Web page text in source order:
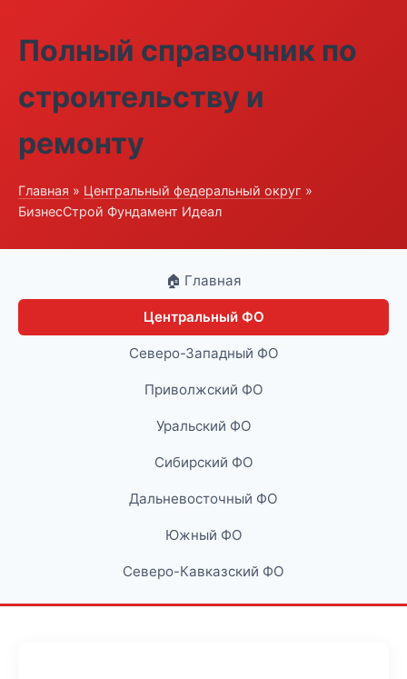
Полный справочник по
строительству и
ремонту
Главная » Центральный федеральный округ »
БизнесСтрой Фундамент Идеал
🏠 Главная
Центральный ФО
Северо-Западный ФО
Приволжский ФО
Уральский ФО
Сибирский ФО
Дальневосточный ФО
Южный ФО
Северо-Кавказский ФО